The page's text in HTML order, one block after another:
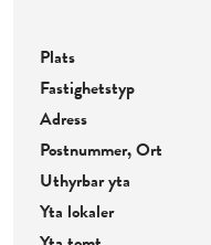
Plats
Fastighetstyp
Adress
Postnummer, Ort
Uthyrbar yta
Yta lokaler